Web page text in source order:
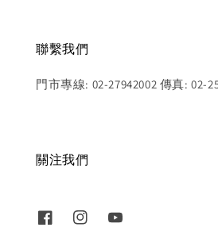
聯繫我們
門市專線: 02-27942002 傳真: 02-
關注我們